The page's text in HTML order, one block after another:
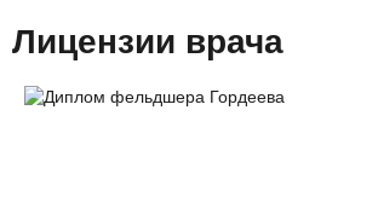
Лицензии врача